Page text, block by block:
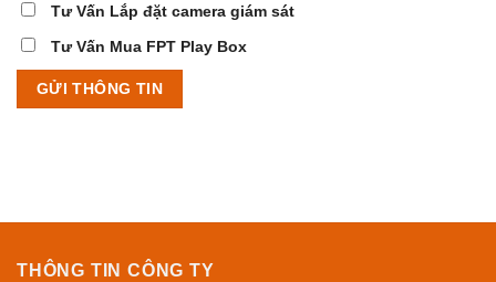
Tư Vấn Lắp đặt camera giám sát
Tư Vấn Mua FPT Play Box
THÔNG TIN CÔNG TY